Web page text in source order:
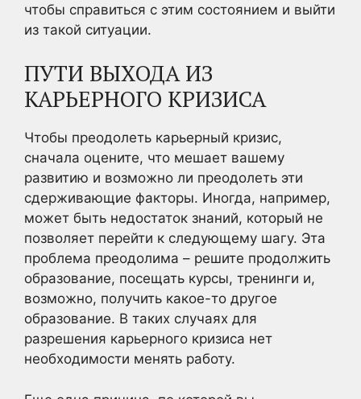
чтобы справиться с этим состоянием и выйти
из такой ситуации.
ПУТИ ВЫХОДА ИЗ
КАРЬЕРНОГО КРИЗИСА
Чтобы преодолеть карьерный кризис,
сначала оцените, что мешает вашему
развитию и возможно ли преодолеть эти
сдерживающие факторы. Иногда, например,
может быть недостаток знаний, который не
позволяет перейти к следующему шагу. Эта
проблема преодолима – решите продолжить
образование, посещать курсы, тренинги и,
возможно, получить какое-то другое
образование. В таких случаях для
разрешения карьерного кризиса нет
необходимости менять работу.